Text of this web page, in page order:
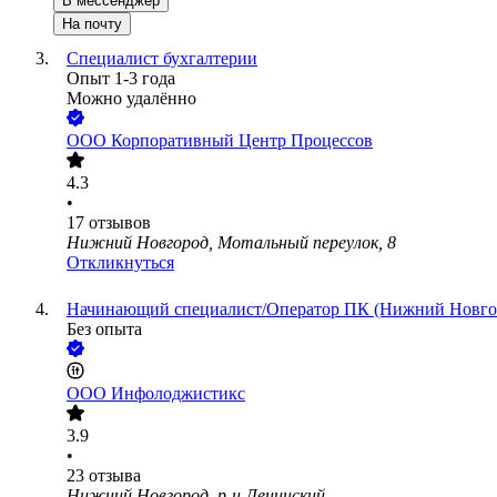
На почту
Специалист бухгалтерии
Опыт 1-3 года
Можно удалённо
ООО Корпоративный Центр Процессов
4.3
•
17 отзывов
Нижний Новгород, Мотальный переулок, 8
Откликнуться
Начинающий специалист/Оператор ПК (Нижний
Без опыта
ООО Инфолоджистикс
3.9
•
23 отзыва